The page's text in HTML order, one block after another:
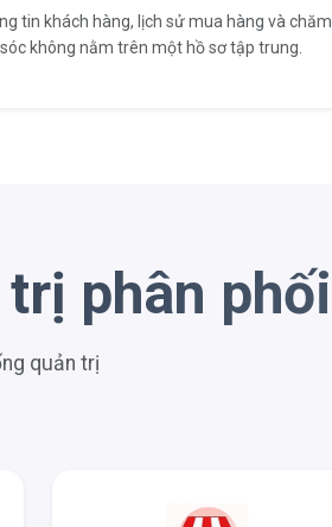
tin khách hàng, lịch sử mua hàng và chăm
sóc không nằm trên một hồ sơ tập trung.
phân phối
quản trị